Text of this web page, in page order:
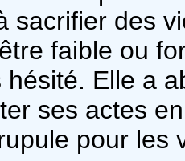
sacrifier des
faible ou
hésité. Elle a
ses actes
pour les